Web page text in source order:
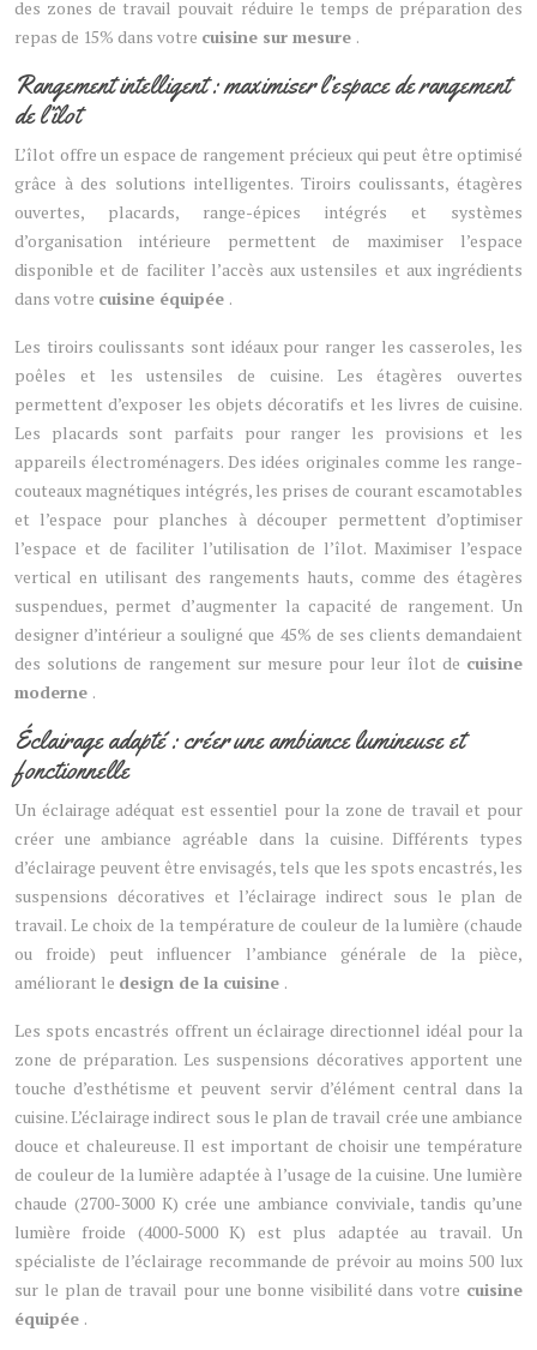
des zones de travail pouvait réduire le temps de préparation des
repas de 15% dans votre cuisine sur mesure .
Rangement intelligent : maximiser l’espace de rangement
de l’îlot
L’îlot offre un espace de rangement précieux qui peut être optimisé
grâce à des solutions intelligentes. Tiroirs coulissants, étagères
ouvertes, placards, range-épices intégrés et systèmes
d’organisation intérieure permettent de maximiser l’espace
disponible et de faciliter l’accès aux ustensiles et aux ingrédients
dans votre cuisine équipée .
Les tiroirs coulissants sont idéaux pour ranger les casseroles, les
poêles et les ustensiles de cuisine. Les étagères ouvertes
permettent d’exposer les objets décoratifs et les livres de cuisine.
Les placards sont parfaits pour ranger les provisions et les
appareils électroménagers. Des idées originales comme les range-
couteaux magnétiques intégrés, les prises de courant escamotables
et l’espace pour planches à découper permettent d’optimiser
l’espace et de faciliter l’utilisation de l’îlot. Maximiser l’espace
vertical en utilisant des rangements hauts, comme des étagères
suspendues, permet d’augmenter la capacité de rangement. Un
designer d’intérieur a souligné que 45% de ses clients demandaient
des solutions de rangement sur mesure pour leur îlot de cuisine
moderne .
Éclairage adapté : créer une ambiance lumineuse et
fonctionnelle
Un éclairage adéquat est essentiel pour la zone de travail et pour
créer une ambiance agréable dans la cuisine. Différents types
d’éclairage peuvent être envisagés, tels que les spots encastrés, les
suspensions décoratives et l’éclairage indirect sous le plan de
travail. Le choix de la température de couleur de la lumière (chaude
ou froide) peut influencer l’ambiance générale de la pièce,
améliorant le design de la cuisine .
Les spots encastrés offrent un éclairage directionnel idéal pour la
zone de préparation. Les suspensions décoratives apportent une
touche d’esthétisme et peuvent servir d’élément central dans la
cuisine. L’éclairage indirect sous le plan de travail crée une ambiance
douce et chaleureuse. Il est important de choisir une température
de couleur de la lumière adaptée à l’usage de la cuisine. Une lumière
chaude (2700-3000 K) crée une ambiance conviviale, tandis qu’une
lumière froide (4000-5000 K) est plus adaptée au travail. Un
spécialiste de l’éclairage recommande de prévoir au moins 500 lux
sur le plan de travail pour une bonne visibilité dans votre cuisine
équipée .